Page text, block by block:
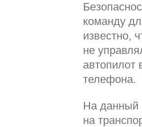
команду
известно,
не
автопилот
телефона.
На данный
на